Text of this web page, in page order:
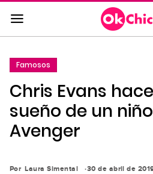
Saltar
al
contenido
a
la
navegación
principal
Famosos
Chris Evans
sueño de un
Avenger
Por Laura Simental 30 de abril de